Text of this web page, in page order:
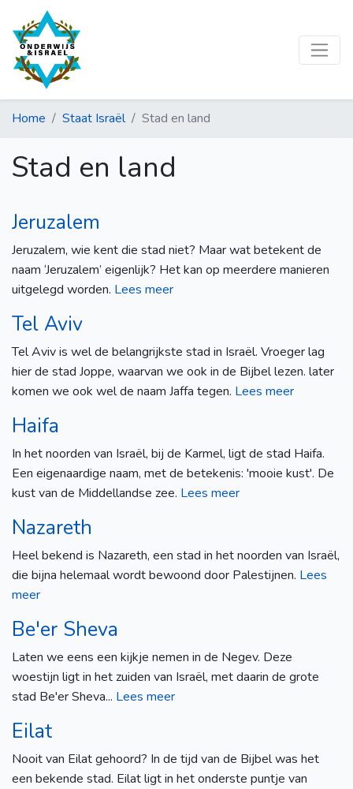
Home Staat Israël Stad en land
Stad en land
Jeruzalem
Jeruzalem, wie kent die stad niet? Maar wat betekent de
naam ‘Jeruzalem’ eigenlijk? Het kan op meerdere manieren
uitgelegd worden. Lees meer
Tel Aviv
Tel Aviv is wel de belangrijkste stad in Israël. Vroeger lag
hier de stad Joppe, waarvan we ook in de Bijbel lezen. later
komen we ook wel de naam Jaffa tegen. Lees meer
Haifa
In het noorden van Israël, bij de Karmel, ligt de stad Haifa.
Een eigenaardige naam, met de betekenis: 'mooie kust'. De
kust van de Middellandse zee. Lees meer
Nazareth
Heel bekend is Nazareth, een stad in het noorden van Israël,
die bijna helemaal wordt bewoond door Palestijnen. Lees
meer
Be'er Sheva
Laten we eens een kijkje nemen in de Negev. Deze
woestijn ligt in het zuiden van Israël, met daarin de grote
stad Be'er Sheva... Lees meer
Eilat
Nooit van Eilat gehoord? In de tijd van de Bijbel was het
een bekende stad. Eilat ligt in het onderste puntje van